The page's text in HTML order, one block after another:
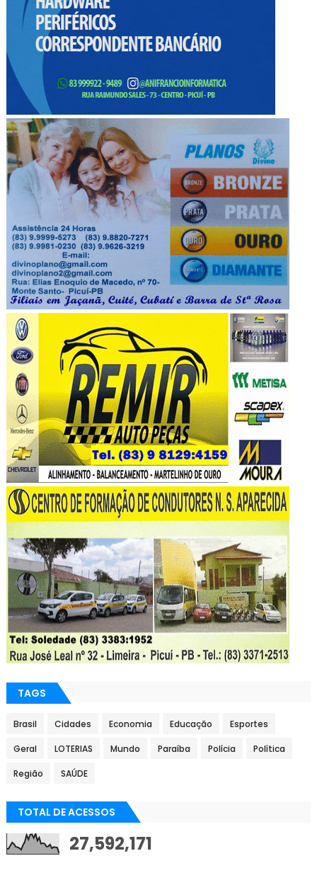
TAGS
Brasil Cidades Economia Educação Esportes
Geral LOTERIAS Mundo Paraíba Polícia Política
Região SAÚDE
TOTAL DE ACESSOS
27,592,171